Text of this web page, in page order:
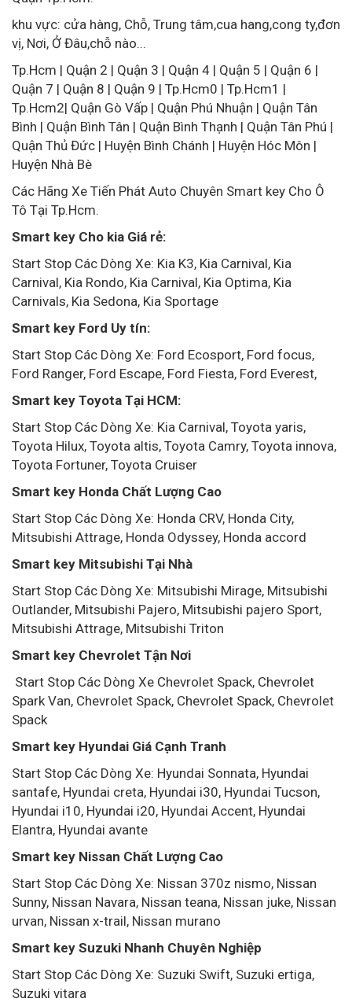
khu vực: cửa hàng, Chỗ, Trung tâm,cua hang,cong ty,đơn
vị, Nơi, Ở Đâu,chỗ nào...
Tp.Hcm | Quận 2 | Quận 3 | Quận 4 | Quận 5 | Quận 6 |
Quận 7 | Quận 8 | Quận 9 | Tp.Hcm0 | Tp.Hcm1 |
Tp.Hcm2| Quận Gò Vấp | Quận Phú Nhuận | Quận Tân
Bình | Quận Bình Tân | Quận Bình Thạnh | Quận Tân Phú |
Quận Thủ Đức | Huyện Bình Chánh | Huyện Hóc Môn |
Huyện Nhà Bè
Các Hãng Xe Tiến Phát Auto Chuyên Smart key Cho Ô
Tô Tại Tp.Hcm.
Smart key Cho kia Giá rẻ:
Start Stop Các Dòng Xe: Kia K3, Kia Carnival, Kia
Carnival, Kia Rondo, Kia Carnival, Kia Optima, Kia
Carnivals, Kia Sedona, Kia Sportage
Smart key Ford Uy tín:
Start Stop Các Dòng Xe: Ford Ecosport, Ford focus,
Ford Ranger, Ford Escape, Ford Fiesta, Ford Everest,
Smart key Toyota Tại HCM:
Start Stop Các Dòng Xe: Kia Carnival, Toyota yaris,
Toyota Hilux, Toyota altis, Toyota Camry, Toyota innova,
Toyota Fortuner, Toyota Cruiser
Smart key Honda Chất Lượng Cao
Start Stop Các Dòng Xe: Honda CRV, Honda City,
Mitsubishi Attrage, Honda Odyssey, Honda accord
Smart key Mitsubishi Tại Nhà
Start Stop Các Dòng Xe: Mitsubishi Mirage, Mitsubishi
Outlander, Mitsubishi Pajero, Mitsubishi pajero Sport,
Mitsubishi Attrage, Mitsubishi Triton
Smart key Chevrolet Tận Nơi
Start Stop Các Dòng Xe Chevrolet Spack, Chevrolet
Spark Van, Chevrolet Spack, Chevrolet Spack, Chevrolet
Spack
Smart key Hyundai Giá Cạnh Tranh
Start Stop Các Dòng Xe: Hyundai Sonnata, Hyundai
santafe, Hyundai creta, Hyundai i30, Hyundai Tucson,
Hyundai i10, Hyundai i20, Hyundai Accent, Hyundai
Elantra, Hyundai avante
Smart key Nissan Chất Lượng Cao
Start Stop Các Dòng Xe: Nissan 370z nismo, Nissan
Sunny, Nissan Navara, Nissan teana, Nissan juke, Nissan
urvan, Nissan x-trail, Nissan murano
Smart key Suzuki Nhanh Chuyên Nghiệp
Start Stop Các Dòng Xe: Suzuki Swift, Suzuki ertiga,
Suzuki vitara